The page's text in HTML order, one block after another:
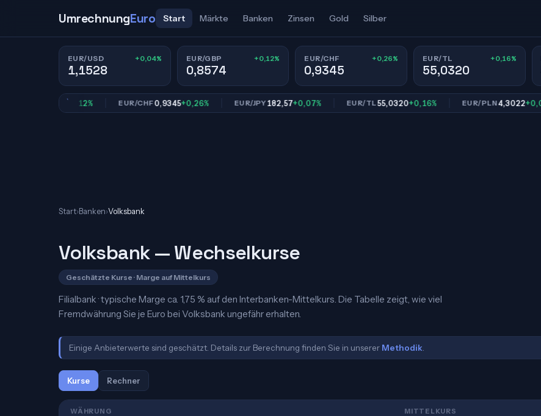
UmrechnungEuro Start Märkte Banken Zinsen Gold Silber
EUR/USD +0,04%
1,1528
EUR/GBP +0,12%
0,8574
EUR/CHF +0,26%
0,9345
EUR/TL +0,16%
55,0320
+0,12% EUR/CHF0,9345+0,26% EUR/JPY182,57+0,07% EUR/TL55,0320+0,16% EUR/PLN4,3022+0,04%
Start›Banken›Volksbank
Volksbank — Wechselkurse
Geschätzte Kurse · Marge auf Mittelkurs
Filialbank · typische Marge ca. 1,75 % auf den Interbanken-Mittelkurs. Die Tabelle zeigt, wie viel
Fremdwährung Sie je Euro bei Volksbank ungefähr erhalten.
Einige Anbieterwerte sind geschätzt. Details zur Berechnung finden Sie in unserer Methodik
Kurse Rechner
WÄHRUNG MITTELKURS